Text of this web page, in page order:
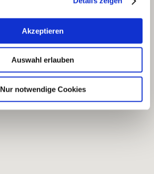
Akzeptieren
Auswahl erlauben
Nur notwendige Cookies